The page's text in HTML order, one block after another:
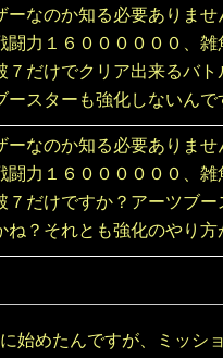
ーなのか知る必要ありませ
闘力１６００００００、雑
７だけでクリア出来るバト
ースターも強化しないんで
ーなのか知る必要ありませ
闘力１６００００００、雑
７だけですか？アーツブー
ね？それとも強化のやり方
始めたんですが、ミッシ